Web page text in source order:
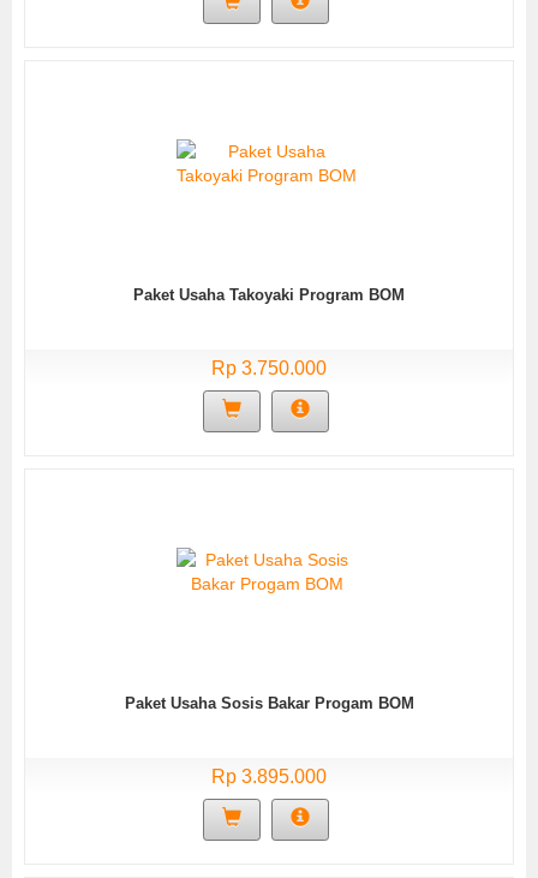
Paket Usaha Takoyaki Program BOM
Rp 3.750.000
Paket Usaha Sosis Bakar Progam BOM
Rp 3.895.000